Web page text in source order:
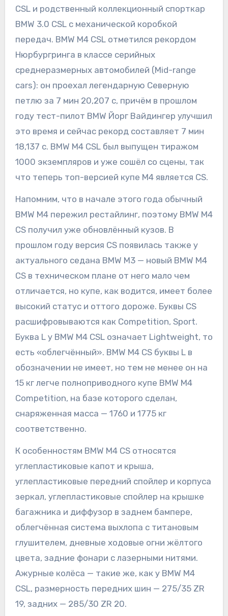
CSL и родственный коллекционный спорткар
BMW 3.0 CSL с механической коробкой
передач. BMW M4 CSL отметился рекордом
Нюрбургринга в классе серийных
среднеразмерных автомобилей (Mid-range
cars): он проехал легендарную Северную
петлю за 7 мин 20,207 с, причём в прошлом
году тест-пилот BMW Йорг Вайдингер улучшил
это время и сейчас рекорд составляет 7 мин
18,137 с. BMW M4 CSL был выпущен тиражом
1000 экземпляров и уже сошёл со сцены, так
что теперь топ-версией купе M4 является CS.
Напомним, что в начале этого года обычный
BMW M4 пережил рестайлинг, поэтому BMW M4
CS получил уже обновлённый кузов. В
прошлом году версия CS появилась также у
актуального седана BMW M3 — новый BMW M4
CS в техническом плане от него мало чем
отличается, но купе, как водится, имеет более
высокий статус и оттого дороже. Буквы CS
расшифровываются как Competition, Sport.
Буква L у BMW M4 CSL означает Lightweight, то
есть «облегчённый». BMW M4 CS буквы L в
обозначении не имеет, но тем не менее он на
15 кг легче полноприводного купе BMW M4
Competition, на базе которого сделан,
снаряженная масса — 1760 и 1775 кг
соответственно.
К особенностям BMW M4 CS относятся
углепластиковые капот и крыша,
углепластиковые передний спойлер и корпуса
зеркал, углепластиковые спойлер на крышке
багажника и диффузор в заднем бампере,
облегчённая система выхлопа с титановым
глушителем, дневные ходовые огни жёлтого
цвета, задние фонари с лазерными нитями.
Ажурные колёса — такие же, как у BMW M4
CSL, размерность передних шин — 275/35 ZR
19, задних — 285/30 ZR 20.